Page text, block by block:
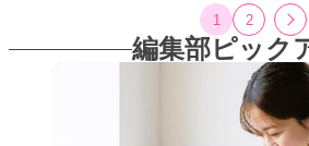
1 2
編集部ピック